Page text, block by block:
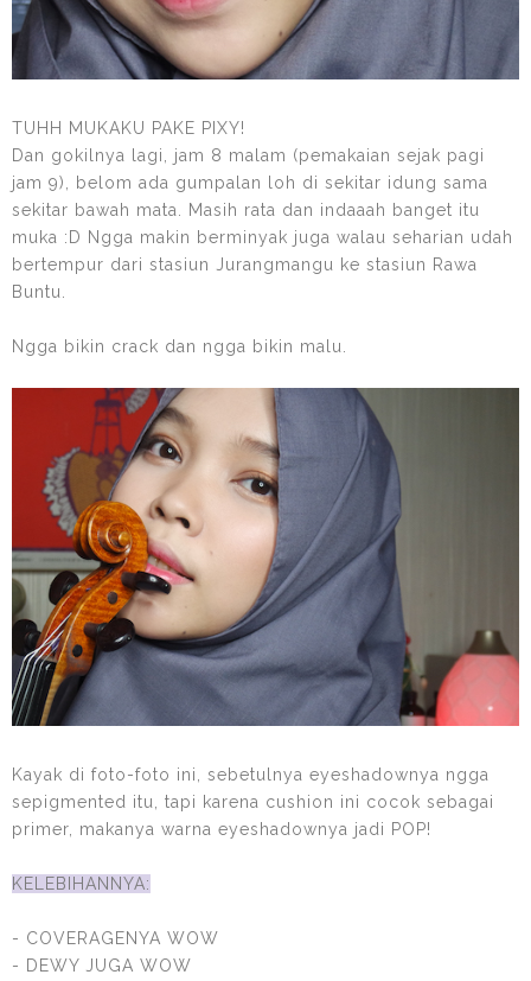
TUHH MUKAKU PAKE PIXY!
Dan gokilnya lagi, jam 8 malam (pemakaian sejak pagi
jam 9), belom ada gumpalan loh di sekitar idung sama
sekitar bawah mata. Masih rata dan indaaah banget itu
muka :D Ngga makin berminyak juga walau seharian udah
bertempur dari stasiun Jurangmangu ke stasiun Rawa
Buntu.
Ngga bikin crack dan ngga bikin malu.
Kayak di foto-foto ini, sebetulnya eyeshadownya ngga
sepigmented itu, tapi karena cushion ini cocok sebagai
primer, makanya warna eyeshadownya jadi POP!
KELEBIHANNYA:
- COVERAGENYA WOW
- DEWY JUGA WOW